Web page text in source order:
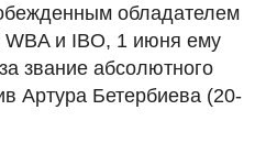
обладателем
WBA и IBO, 1 июня ему
звание абсолютного
Артура Бетербиева (20-